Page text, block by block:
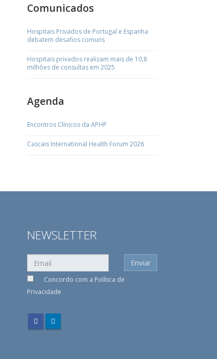
Comunicados
Hospitais Privados de Portugal e Espanha
debatem desafios comuns
Hospitais privados realizam mais de 10,8
milhões de consultas em 2025
Agenda
Encontros Clínicos da APHP
Cascais International Health Forum 2026
NEWSLETTER
Concordo com a Política de
Privacidade